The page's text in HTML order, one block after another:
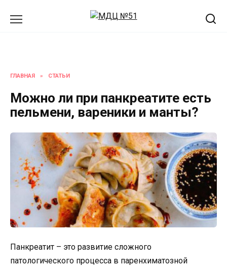
ГЛАВНАЯ » СТАТЬИ
Можно ли при панкреатите есть
пельмени, вареники и манты?
Панкреатит – это развитие сложного
патологического процесса в паренхиматозной